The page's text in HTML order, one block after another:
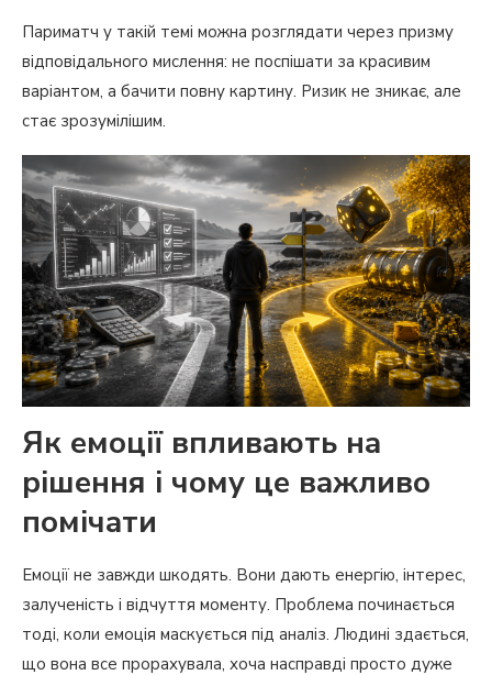
Париматч у такій темі можна розглядати через призму
відповідального мислення: не поспішати за красивим
варіантом, а бачити повну картину. Ризик не зникає, але
стає зрозумілішим.
Як емоції впливають на
рішення і чому це важливо
помічати
Емоції не завжди шкодять. Вони дають енергію, інтерес,
залученість і відчуття моменту. Проблема починається
тоді, коли емоція маскується під аналіз. Людині здається,
що вона все прорахувала, хоча насправді просто дуже